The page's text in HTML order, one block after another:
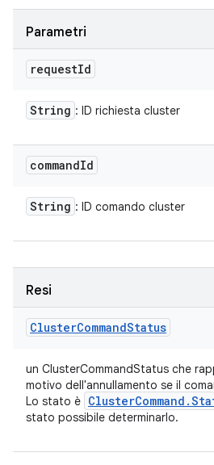
Parametri
requestId
String : ID richiesta cluster
commandId
String : ID comando cluster
Resi
ClusterCommandStatus
un ClusterCommandStatus che
motivo dell'annullamento se il
Lo stato è ClusterCommand .
stato possibile determinarlo.